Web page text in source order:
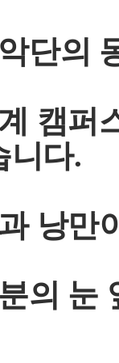
동
학
니다.
함
앞